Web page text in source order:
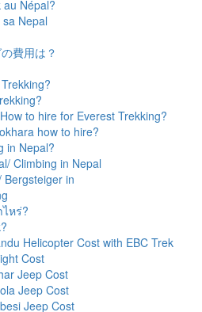
Népal?
Nepal
費用は？
to hire for Everest Trekking?
how to hire?
in Nepal?
Climbing in Nepal
Bergsteiger in
หร่?
Helicopter Cost with EBC Trek
Cost
Jeep Cost
Jeep Cost
Jeep Cost